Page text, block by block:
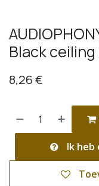
Black
8,26€
Ik